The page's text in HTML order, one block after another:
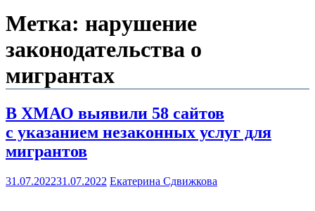
Метка: нарушение
законодательства о
мигрантах
В ХМАО выявили 58 сайтов
с указанием незаконных услуг для
мигрантов
31.07.202231.07.2022 Екатерина Сдвижкова